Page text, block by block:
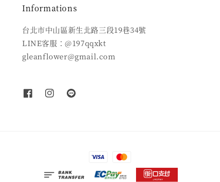
Informations
台北市中山區新生北路三段19巷34號
LINE客服：@197qqxkt
gleanflower@gmail.com